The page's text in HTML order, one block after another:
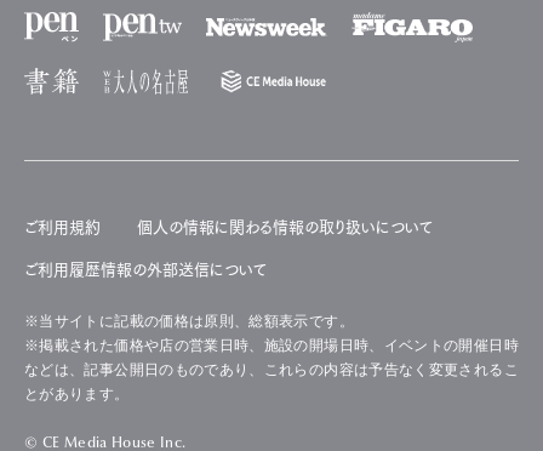
ご利用規約 個人の情報に関わる情報の取り扱いについて
ご利用履歴情報の外部送信について
※当サイトに記載の価格は原則、総額表示です。
※掲載された価格や店の営業日時、施設の開場日時、イベントの開催日時
などは、記事公開日のものであり、これらの内容は予告なく変更されるこ
とがあります。
© CE Media House Inc.